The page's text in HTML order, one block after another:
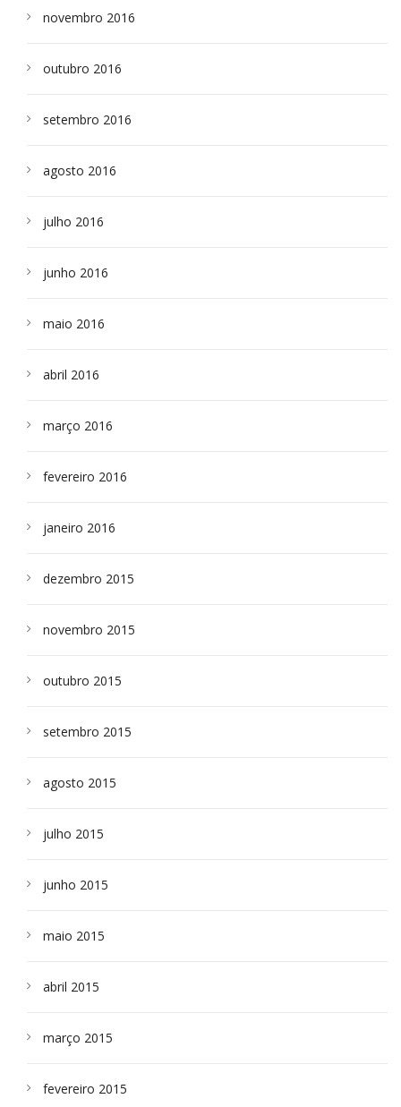
novembro 2016
outubro 2016
setembro 2016
agosto 2016
julho 2016
junho 2016
maio 2016
abril 2016
março 2016
fevereiro 2016
janeiro 2016
dezembro 2015
novembro 2015
outubro 2015
setembro 2015
agosto 2015
julho 2015
junho 2015
maio 2015
abril 2015
março 2015
fevereiro 2015